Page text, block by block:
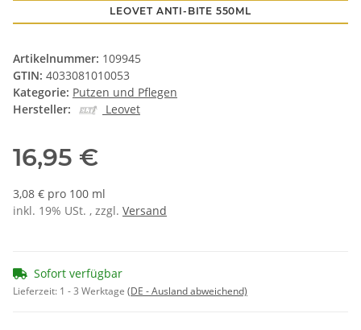
LEOVET ANTI-BITE 550ML
Artikelnummer: 109945
GTIN: 4033081010053
Kategorie: Putzen und Pflegen
Hersteller:
Leovet
16,95 €
3,08 € pro 100 ml
inkl. 19% USt. , zzgl. Versand
Sofort verfügbar
Lieferzeit: 1 - 3 Werktage (DE - Ausland abweichend)